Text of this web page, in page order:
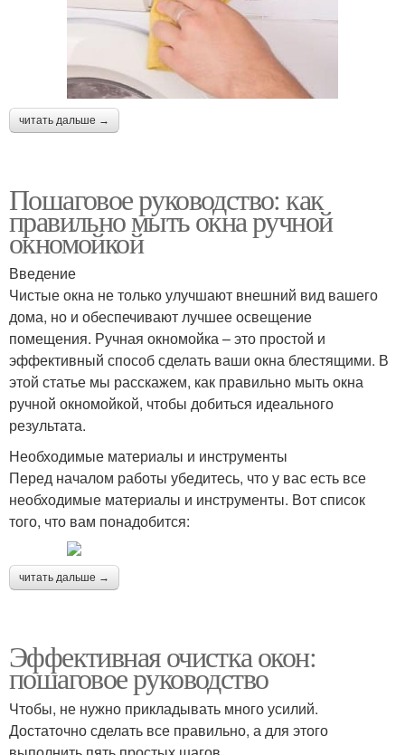
читать дальше →
Пошаговое руководство: как
правильно мыть окна ручной
окномойкой
Введение
Чистые окна не только улучшают внешний вид вашего
дома, но и обеспечивают лучшее освещение
помещения. Ручная окномойка – это простой и
эффективный способ сделать ваши окна блестящими. В
этой статье мы расскажем, как правильно мыть окна
ручной окномойкой, чтобы добиться идеального
результата.
Необходимые материалы и инструменты
Перед началом работы убедитесь, что у вас есть все
необходимые материалы и инструменты. Вот список
того, что вам понадобится:
читать дальше →
Эффективная очистка окон:
пошаговое руководство
Чтобы, не нужно прикладывать много усилий.
Достаточно сделать все правильно, а для этого